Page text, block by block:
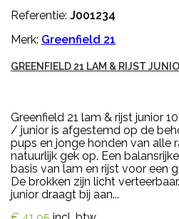
Referentie: J001234
Merk: Greenfield 21
GREENFIELD 21 LAM & RIJST
Greenfield 21 lam & rijst junior
/ junior is afgestemd op de
pups en jonge honden van alle
natuurlijk gek op. Een
basis van lam en rijst voor een
De brokken zijn licht
junior draagt bij aan...